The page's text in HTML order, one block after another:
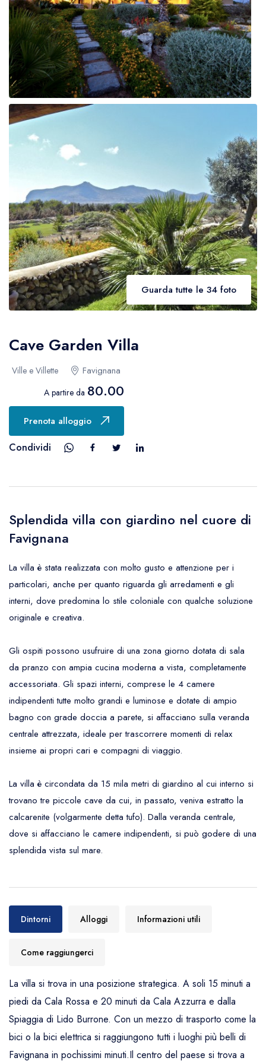
Guarda tutte le 34 foto
Cave Garden Villa
Ville e Villette Favignana
A partire da 80.00
Prenota alloggio
Condividi
Splendida villa con giardino nel cuore di
Favignana
La villa è stata realizzata con molto gusto e attenzione per i
particolari, anche per quanto riguarda gli arredamenti e gli
interni, dove predomina lo stile coloniale con qualche soluzione
originale e creativa.
Gli ospiti possono usufruire di una zona giorno dotata di sala
da pranzo con ampia cucina moderna a vista, completamente
accessoriata. Gli spazi interni, comprese le 4 camere
indipendenti tutte molto grandi e luminose e dotate di ampio
bagno con grade doccia a parete, si affacciano sulla veranda
centrale attrezzata, ideale per trascorrere momenti di relax
insieme ai propri cari e compagni di viaggio.
La villa è circondata da 15 mila metri di giardino al cui interno si
trovano tre piccole cave da cui, in passato, veniva estratto la
calcarenite (volgarmente detta tufo). Dalla veranda centrale,
dove si affacciano le camere indipendenti, si può godere di una
splendida vista sul mare.
Dintorni Alloggi Informazioni utili
Come raggiungerci
La villa si trova in una posizione strategica. A soli 15 minuti a
piedi da Cala Rossa e 20 minuti da Cala Azzurra e dalla
Spiaggia di Lido Burrone. Con un mezzo di trasporto come la
bici o la bici elettrica si raggiungono tutti i luoghi più belli di
Favignana in pochissimi minuti.Il centro del paese si trova a